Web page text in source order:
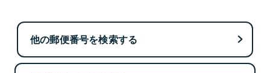
他の郵便番号を検索する